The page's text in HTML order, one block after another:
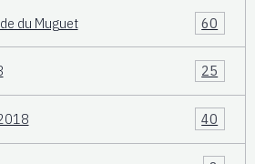
du Muguet 60
25
40